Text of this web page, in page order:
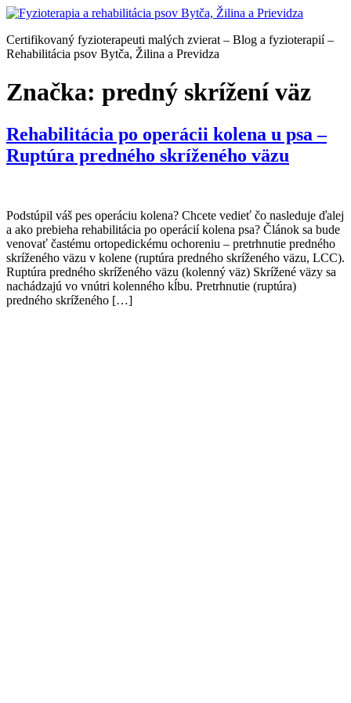
Preskočiť
obsah
Certifikovaný fyzioterapeuti malých zvierat – Blog a fyzioterapií –
Rehabilitácia psov Bytča, Žilina a Previdza
Značka: predný skrížení väz
Rehabilitácia po operácii kolena u psa –
Ruptúra predného skríženého väzu
Podstúpil váš pes operáciu kolena? Chcete vedieť čo nasleduje ďalej
a ako prebieha rehabilitácia po operácií kolena psa? Článok sa bude
venovať častému ortopedickému ochoreniu – pretrhnutie predného
skríženého väzu v kolene (ruptúra predného skríženého väzu, LCC).
Ruptúra predného skríženého väzu (kolenný väz) Skrížené väzy sa
nachádzajú vo vnútri kolenného kĺbu. Pretrhnutie (ruptúra)
predného skríženého […]